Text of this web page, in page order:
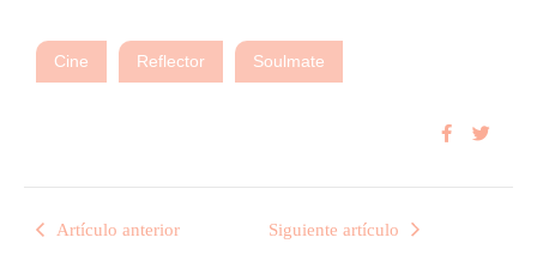
Cine Reflector Soulmate
Artículo anterior Siguiente artículo